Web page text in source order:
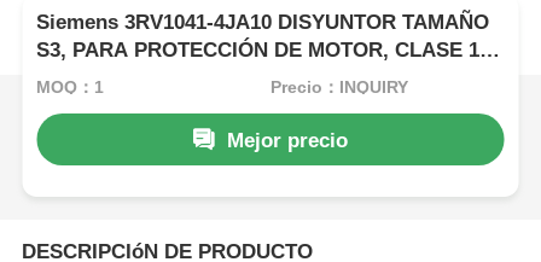
Siemens 3RV1041-4JA10 DISYUNTOR TAMAÑO
S3, PARA PROTECCIÓN DE MOTOR, CLASE 10,
A-REL. 45...63A, N-REL. 819A, BORNE DE
MOQ：1 Precio：INQUIRY
Mejor precio
DESCRIPCIóN DE PRODUCTO